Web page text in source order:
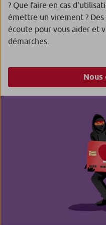
? Que faire en cas
émettre un virement ?
écoute pour vous aider et
démarches.
Nous